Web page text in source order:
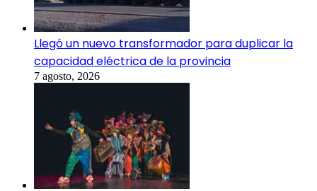
Llegó un nuevo transformador para duplicar la
capacidad eléctrica de la provincia
7 agosto, 2026